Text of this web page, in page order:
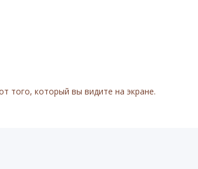
того, который вы видите на экране.